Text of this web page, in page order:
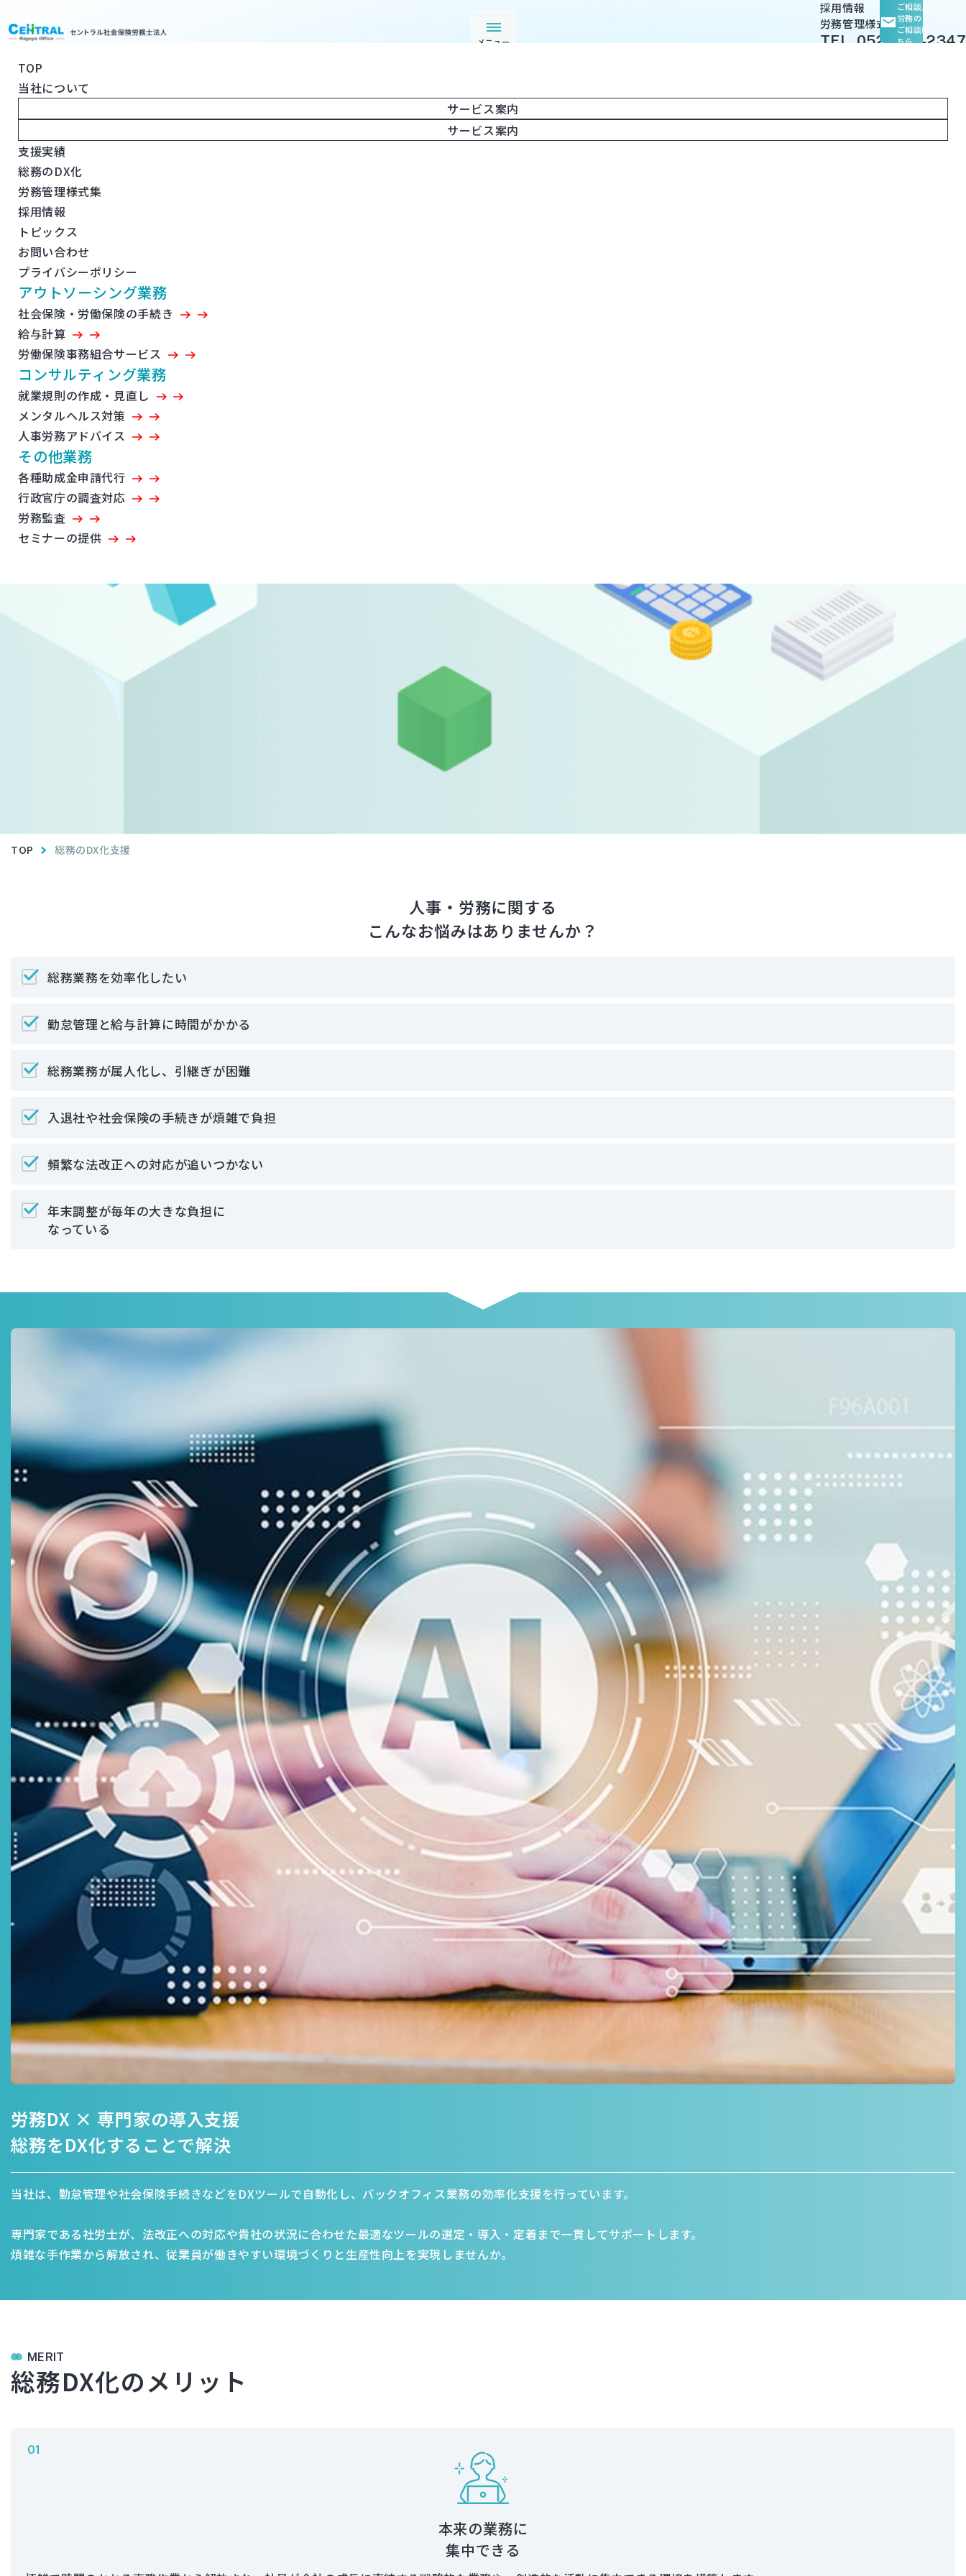
ご相談
労務の
ご相談はこ
ちら
メニュー
採用情報
労務管理様式集
TEL. 052-950-2347
TOP
当社について
サービス案内
サービス案内
支援実績
総務のDX化
労務管理様式集
採用情報
トピックス
お問い合わせ
プライバシーポリシー
アウトソーシング業務
社会保険・労働保険の手続き
給与計算
労働保険事務組合サービス
コンサルティング業務
就業規則の作成・見直し
メンタルヘルス対策
人事労務アドバイス
その他業務
各種助成金申請代行
行政官庁の調査対応
労務監査
セミナーの提供
DX SUPPORT
総務のDX化支援
煩雑なバックオフィスを回る仕組みに
TOP 総務のDX化支援
人事・労務に関する
こんなお悩みはありませんか？
総務業務を効率化したい
勤怠管理と給与計算に時間がかかる
総務業務が属人化し、引継ぎが困難
入退社や社会保険の手続きが煩雑で負担
頻繁な法改正への対応が追いつかない
年末調整が毎年の大きな負担に
なっている
労務DX × 専門家の導入支援
総務をDX化することで解決
当社は、勤怠管理や社会保険手続きなどをDXツールで自動化し、バックオフィス業務の効率化支援を行っています。
専門家である社労士が、法改正への対応や貴社の状況に合わせた最適なツールの選定・導入・定着まで一貫してサポートします。
煩雑な手作業から解放され、従業員が働きやすい環境づくりと生産性向上を実現しませんか。
MERIT
総務DX化のメリット
01
本来の業務に
集中できる